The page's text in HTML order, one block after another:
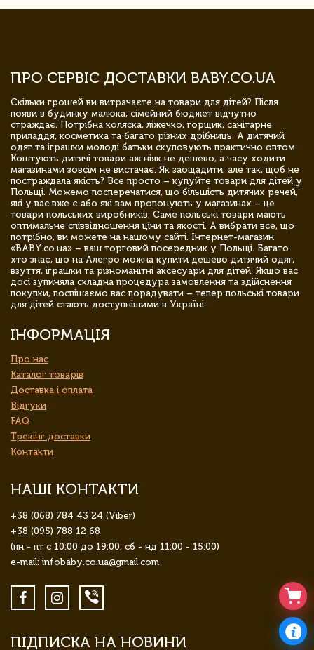
ПРО СЕРВІС ДОСТАВКИ BABY.CO.UA
Скільки грошей ви витрачаєте на товари для дітей? Після
появи в будинку малюка, сімейний бюджет відчутно
страждає. Потрібна коляска, ліжечко, горщик, санітарне
приладдя, косметика та багато різних дрібниць. А дитячий
одяг та іграшки молоді батьки скуповують практично оптом.
Коштують дитячі товари аж ніяк не дешево, а часу ходити
магазинами зовсім не вистачає. Як заощадити, але так, щоб не
постраждала якість? Все просто – купуйте товари для дітей у
Польщі. Можемо посперечатися, що більшість дитячих речей,
які у вас вже є або які вам пропонують у магазинах – це
товари польських виробників. Саме польські товари мають
оптимальне співвідношення ціни та якості. А вибрати все, що
потрібно, ви можете на нашому сайті. Інтернет-магазин
«BABY.co.ua» – ваш торговий посередник у Польщі. Багато
хто знає, що на Алегро можна купити дешево дитячий одяг,
взуття, іграшки та різноманітні аксесуари для дітей. Якщо вас
досі зупиняла складна процедура замовлення та здійснення
покупки, поспішаємо вас порадувати – тепер польські товари
для дітей стають доступнішими в Україні.
ІНФОРМАЦІЯ
Про нас
Каталог товарів
Доставка і оплата
Відгуки
FAQ
Трекінг доставки
Контакти
НАШІ КОНТАКТИ
+38 (068) 784 43 24 (Viber)
+38 (095) 788 12 68
(пн - пт с 10:00 до 19:00, сб - нд 11:00 - 15:00)
e-mail: infobaby.co.ua@gmail.com
ПІДПИСКА НА НОВИНИ